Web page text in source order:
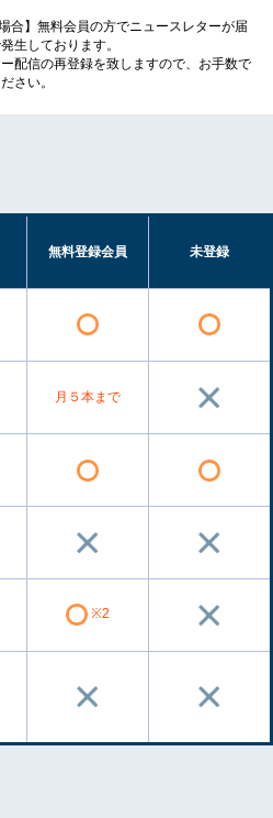
合】無料会員の方でニュースレターが届
生しております。
配信の再登録を致しますので、お手数で
さい。
無料登録会員 未登録
月５本まで
※2